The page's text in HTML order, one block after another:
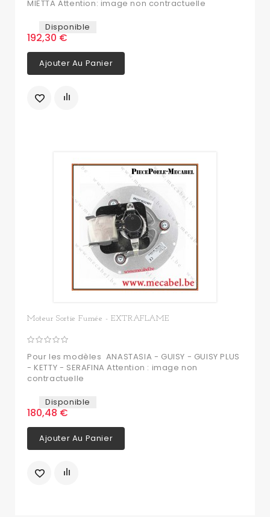
MIETTA Attention: image non contractuelle
Disponible
192,30 €
Ajouter Au Panier
Moteur Sortie Fumée - EXTRAFLAME
Pour les modèles ANASTASIA - GUISY - GUISY PLUS
- KETTY - SERAFINA Attention : image non
contractuelle
Disponible
180,48 €
Ajouter Au Panier